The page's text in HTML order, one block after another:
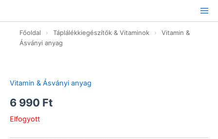
tartalomhoz
Főoldal › Táplálékkiegészítők & Vitaminok ›
Vitamin &
Ásványi anyag
Vitamin & Ásványi anyag
6 990 Ft
Elfogyott